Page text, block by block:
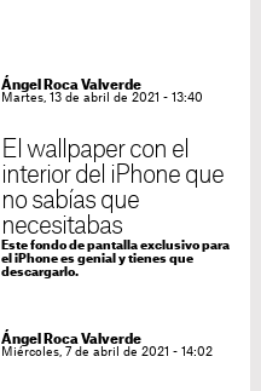
Ángel Roca Valverde
Martes, 13 de abril de 2021 - 13:40
El wallpaper con el
interior del iPhone que
no sabías que
necesitabas
Este fondo de pantalla exclusivo para
el iPhone es genial y tienes que
descargarlo.
Ángel Roca Valverde
Miércoles, 7 de abril de 2021 - 14:02